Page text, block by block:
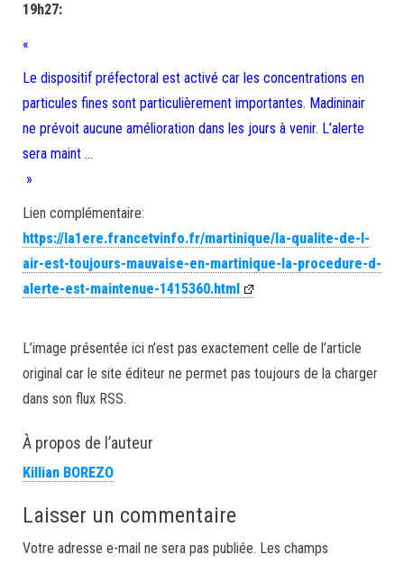
19h27:
«
Le dispositif préfectoral est activé car les concentrations en
particules fines sont particulièrement importantes. Madininair
ne prévoit aucune amélioration dans les jours à venir. L’alerte
sera maint …
»
Lien complémentaire:
https://la1ere.francetvinfo.fr/martinique/la-qualite-de-l-
air-est-toujours-mauvaise-en-martinique-la-procedure-d-
alerte-est-maintenue-1415360.html
L’image présentée ici n’est pas exactement celle de l’article
original car le site éditeur ne permet pas toujours de la charger
dans son flux RSS.
À propos de l’auteur
Killian BOREZO
Laisser un commentaire
Votre adresse e-mail ne sera pas publiée. Les champs